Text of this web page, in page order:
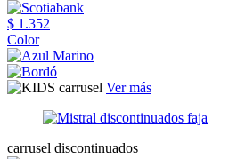
$ 1.352
Color
Ver más
carrusel discontinuados